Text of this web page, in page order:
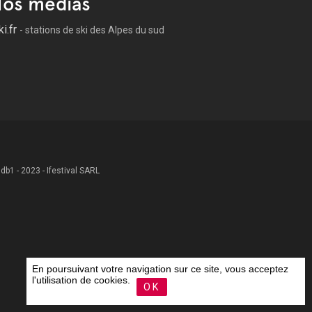
- stations de ski des Alpes du sud
- 2023 - Ifestival SARL
En poursuivant votre navigation sur ce site, vous acceptez
l'utilisation de cookies.
OK